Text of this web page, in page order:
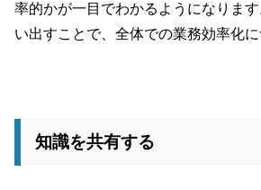
率的かが一目でわかるようになりま
い出すことで、全体での業務効率化に
知識を共有する